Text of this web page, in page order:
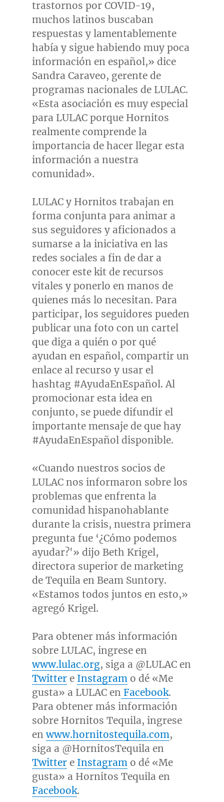
trastornos por COVID-19,
muchos latinos buscaban
respuestas y lamentablemente
había y sigue habiendo muy poca
información en español,» dice
Sandra Caraveo, gerente de
programas nacionales de LULAC.
«Esta asociación es muy especial
para LULAC porque Hornitos
realmente comprende la
importancia de hacer llegar esta
información a nuestra
comunidad».
LULAC y Hornitos trabajan en
forma conjunta para animar a
sus seguidores y aficionados a
sumarse a la iniciativa en las
redes sociales a fin de dar a
conocer este kit de recursos
vitales y ponerlo en manos de
quienes más lo necesitan. Para
participar, los seguidores pueden
publicar una foto con un cartel
que diga a quién o por qué
ayudan en español, compartir un
enlace al recurso y usar el
hashtag #AyudaEnEspañol. Al
promocionar esta idea en
conjunto, se puede difundir el
importante mensaje de que hay
#AyudaEnEspañol disponible.
«Cuando nuestros socios de
LULAC nos informaron sobre los
problemas que enfrenta la
comunidad hispanohablante
durante la crisis, nuestra primera
pregunta fue ‘¿Cómo podemos
ayudar?'» dijo Beth Krigel,
directora superior de marketing
de Tequila en Beam Suntory.
«Estamos todos juntos en esto,»
agregó Krigel.
Para obtener más información
sobre LULAC, ingrese en
www.lulac.org, siga a @LULAC en
Twittere Instagram o dé «Me
gusta» a LULAC en Facebook.
Para obtener más información
sobre Hornitos Tequila, ingrese
enwww.hornitostequila.com,
siga a @HornitosTequila en
Twittere Instagram o dé «Me
gusta» a Hornitos Tequila en
Facebook.